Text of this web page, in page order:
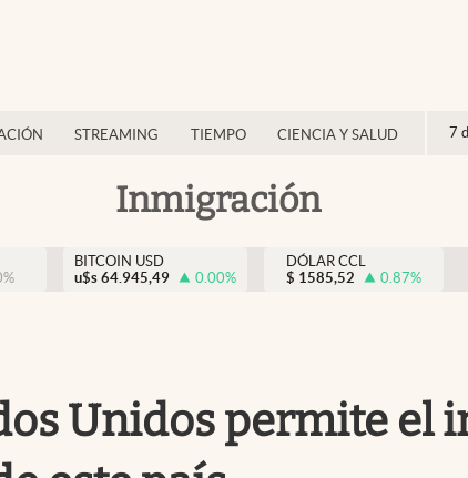
STREAMING TIEMPO CIENCIA Y SALUD 7
Inmigración
%
BITCOIN USD
u$s 64.945,49 0.00%
DÓLAR CCL
$ 1585,52 0.87%
Unidos permite el